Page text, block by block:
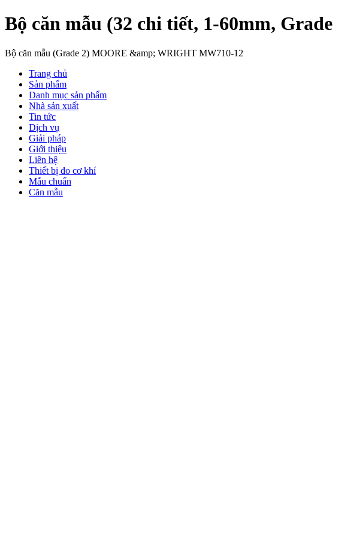
Bộ căn mẫu (32 chi tiết, 1-60mm,
Bộ căn mẫu (Grade 2) MOORE &amp; WRIGHT MW710-12
Trang chủ
Sản phẩm
Danh mục sản phẩm
Nhà sản xuất
Tin tức
Dịch vụ
Giải pháp
Giới thiệu
Liên hệ
Thiết bị đo cơ khí
Mẫu chuẩn
Căn mẫu